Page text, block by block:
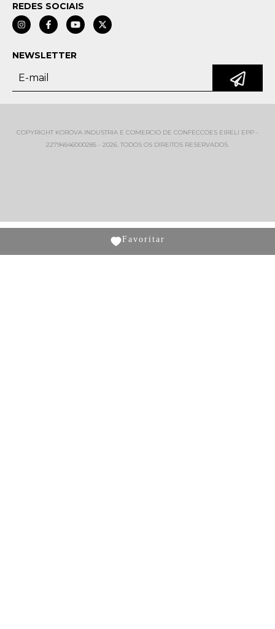
REDES SOCIAIS
NEWSLETTER
COPYRIGHT KOROVA INDUSTRIA E COMERCIO DE CONFECCOES EIRELI EPP -
22794546000285 - 2026. TODOS OS DIREITOS RESERVADOS.